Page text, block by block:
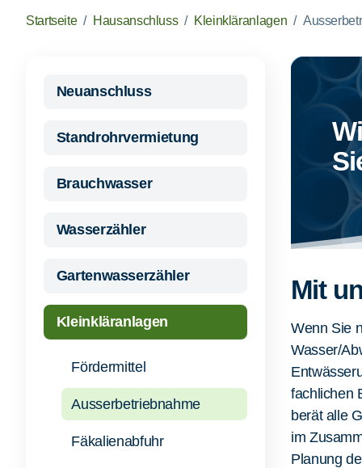
Startseite Hausanschluss Kleinkläranlagen
Neuanschluss
Standrohrvermietung
Brauchwasser
Wasserzähler
Gartenwasserzähler
Kleinkläranlagen
Fördermittel
Ausserbetriebnahme
Fäkalienabfuhr
Mit
Wenn Sie
Wasser/
fachlichen
berät alle
im
Planung